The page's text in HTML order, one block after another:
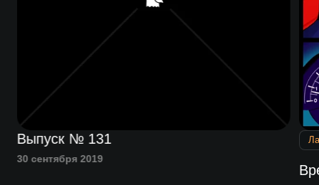
Выпуск № 131
30 сентября 2019